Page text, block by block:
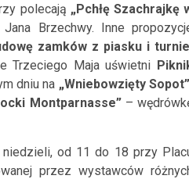
polecają „Pchłę Szachrajkę
Brzechwy. Inne
zamków z piasku i
Trzeciego Maja uświetni
dniu na „Wniebowzięty
Montparnasse”–
od 11 do 18 przy
przez wystawców